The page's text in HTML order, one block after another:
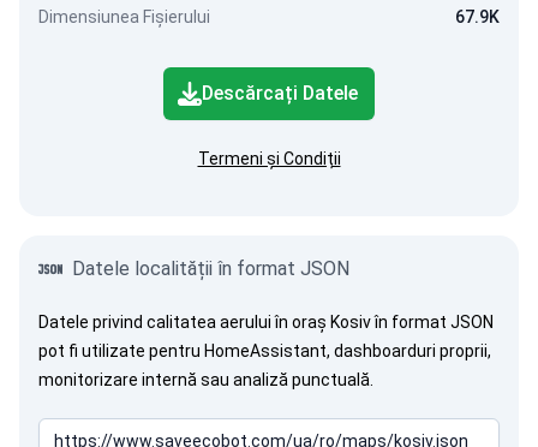
Dimensiunea Fișierului 67.9K
Descărcați Datele
Termeni și Condiții
Datele localității în format JSON
Datele privind calitatea aerului în oraș Kosiv în format JSON
pot fi utilizate pentru HomeAssistant, dashboarduri proprii,
monitorizare internă sau analiză punctuală.